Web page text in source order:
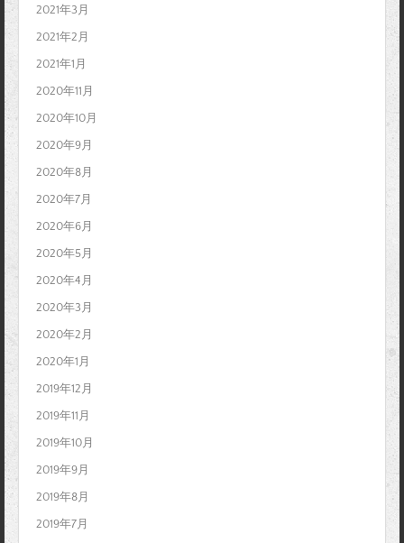
2021年3月
2021年2月
2021年1月
2020年11月
2020年10月
2020年9月
2020年8月
2020年7月
2020年6月
2020年5月
2020年4月
2020年3月
2020年2月
2020年1月
2019年12月
2019年11月
2019年10月
2019年9月
2019年8月
2019年7月